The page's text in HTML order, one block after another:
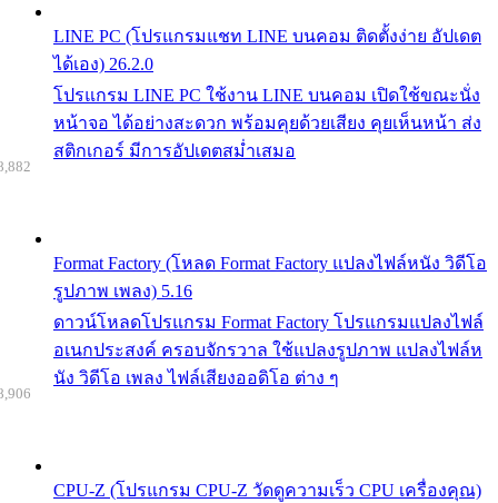
LINE PC (โปรแกรมแชท LINE บนคอม ติดตั้งง่าย อัปเดต
ได้เอง) 26.2.0
โปรแกรม LINE PC ใช้งาน LINE บนคอม เปิดใช้ขณะนั่ง
หน้าจอ ได้อย่างสะดวก พร้อมคุยด้วยเสียง คุยเห็นหน้า ส่ง
สติกเกอร์ มีการอัปเดตสม่ำเสมอ
Format Factory (โหลด Format Factory แปลงไฟล์หนัง วิดีโอ
รูปภาพ เพลง) 5.16
ดาวน์โหลดโปรแกรม Format Factory โปรแกรมแปลงไฟล์
อเนกประสงค์ ครอบจักรวาล ใช้แปลงรูปภาพ แปลงไฟล์ห
นัง วิดีโอ เพลง ไฟล์เสียงออดิโอ ต่าง ๆ
CPU-Z (โปรแกรม CPU-Z วัดดูความเร็ว CPU เครื่องคุณ)